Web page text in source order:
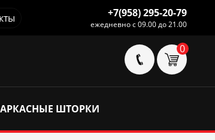
+7(958) 295-20-79
ежедневно с 09.00 до 21.00
0
ШТОРКИ